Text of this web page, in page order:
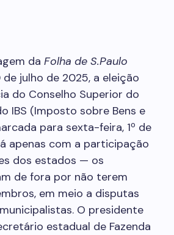
da Folha de S.Paulo
julho de 2025, a eleição
do Conselho Superior do
IBS (Imposto sobre Bens e
para sexta-feira, 1º de
apenas com a participação
dos estados — os
de fora por não terem
em meio a disputas
O presidente
estadual de Fazenda